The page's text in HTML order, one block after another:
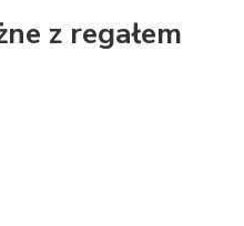
z regałem